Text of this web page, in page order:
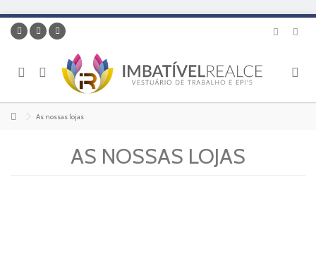
As nossas lojas
AS NOSSAS LOJAS